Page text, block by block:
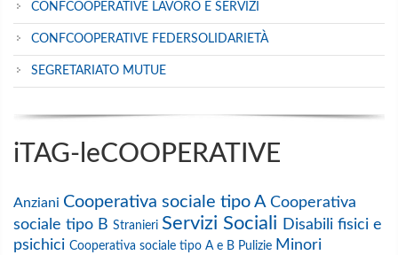
CONFCOOPERATIVE LAVORO E SERVIZI
CONFCOOPERATIVE FEDERSOLIDARIETÀ
SEGRETARIATO MUTUE
iTAG-leCOOPERATIVE
Anziani Cooperativa sociale tipo A Cooperativa
sociale tipo B Stranieri Servizi Sociali Disabili fisici e
psichici Cooperativa sociale tipo A e B Pulizie Minori